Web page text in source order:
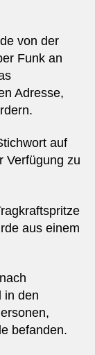
von der
Funk an
Adresse,
auf
Verfügung zu
aus einem
in den
befanden.